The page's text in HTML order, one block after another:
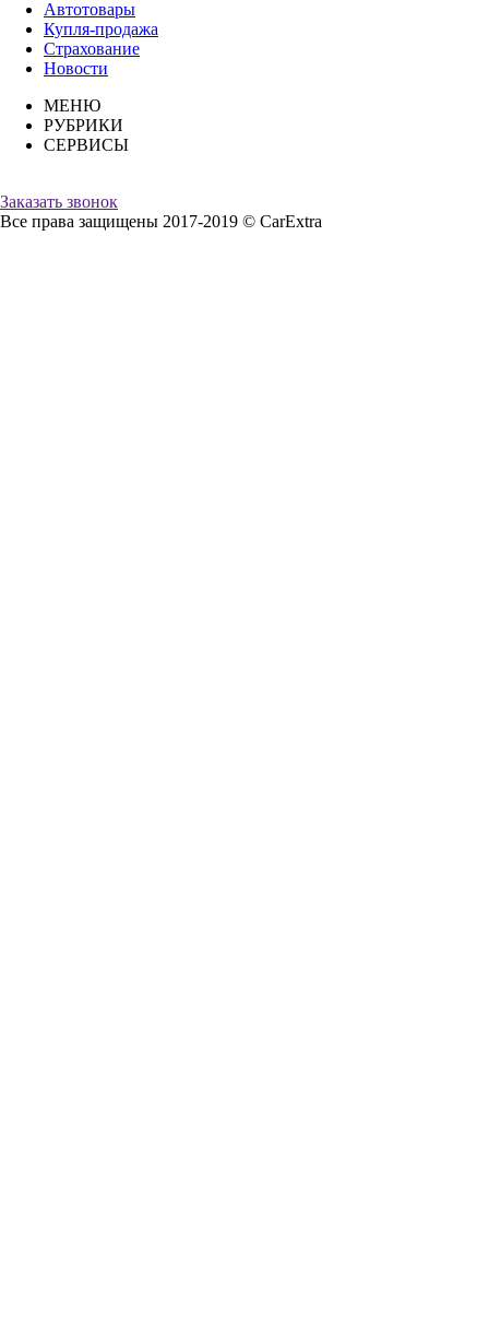
Автотовары
Купля-продажа
Страхование
Новости
МЕНЮ
РУБРИКИ
СЕРВИСЫ
Заказать звонок
Все права защищены 2017-2019 © CarExtra